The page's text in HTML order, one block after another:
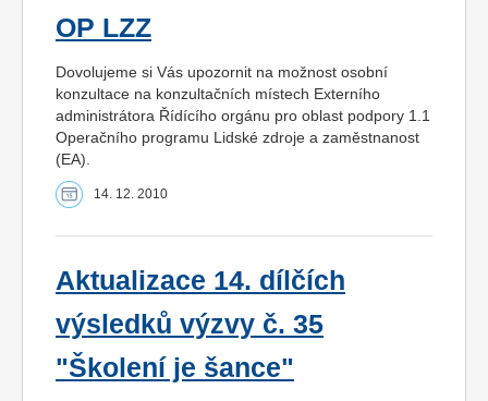
OP LZZ
Dovolujeme si Vás upozornit na možnost osobní
konzultace na konzultačních místech Externího
administrátora Řídícího orgánu pro oblast podpory 1.1
Operačního programu Lidské zdroje a zaměstnanost
(EA).
14. 12. 2010
Aktualizace 14. dílčích
výsledků výzvy č. 35
"Školení je šance"